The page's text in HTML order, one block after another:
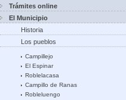
Trámites online
El Municipio
Historia
Los pueblos
Campillejo
El Espinar
Roblelacasa
Campillo de Ranas
Robleluengo